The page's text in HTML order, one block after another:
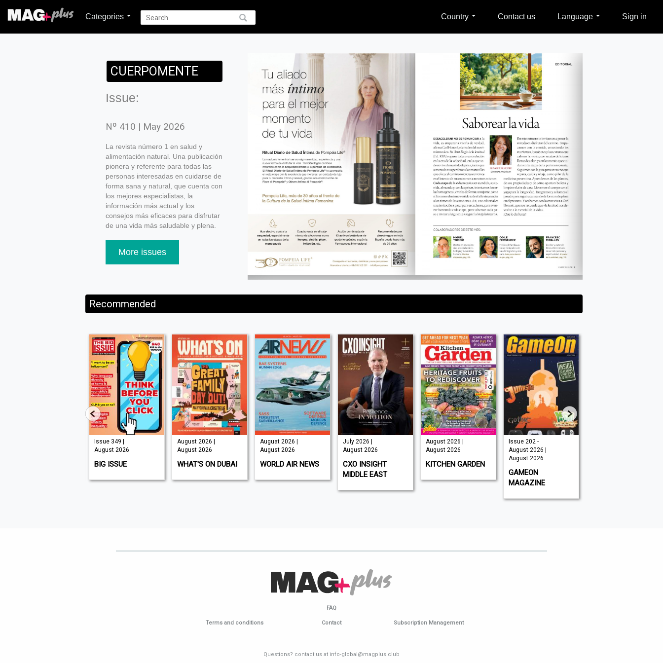
Categories Country Contact us Language Sign in
CUERPOMENTE
Issue:
Nº 410 | May 2026
La revista número 1 en salud y
alimentación natural. Una publicación
pionera y referente para todas las
personas interesadas en cuidarse de
forma sana y natural, que cuenta con
los mejores especialistas, la
información más actual y los
consejos más eficaces para disfrutar
de una vida más saludable y plena.
More issues
Recommended
Issue 349 |
August 2026
BIG ISSUE
August 2026 |
August 2026
WHAT'S ON DUBAI
Auguat 2026 |
August 2026
WORLD AIR NEWS
July 2026 |
August 2026
CXO INSIGHT
MIDDLE EAST
August 2026 |
August 2026
KITCHEN GARDEN
Issue 202 -
August 2026 |
August 2026
GAMEON
MAGAZINE
FAQ
Terms and conditions Contact Subscription Management
Questions? contact us at info-global@magplus.club